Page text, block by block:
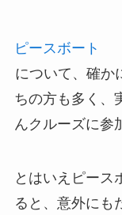
ピースボート
について、確か
ちの方も多く、
んクルーズに参
とはいえピース
ると、意外にも